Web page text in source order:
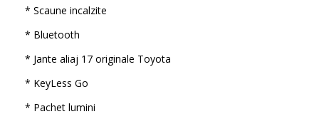
* Scaune incalzite
* Bluetooth
* Jante aliaj 17 originale Toyota
* KeyLess Go
* Pachet lumini